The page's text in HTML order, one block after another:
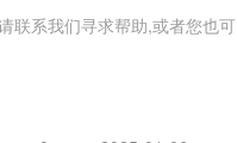
联系我们寻求帮助,或者您也可